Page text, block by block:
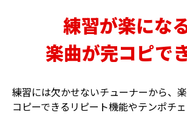
DELAY
練習が楽にな
楽曲が完コピで
練習には欠かせないチューナーから、
コピーできるリピート機能やテンポチ